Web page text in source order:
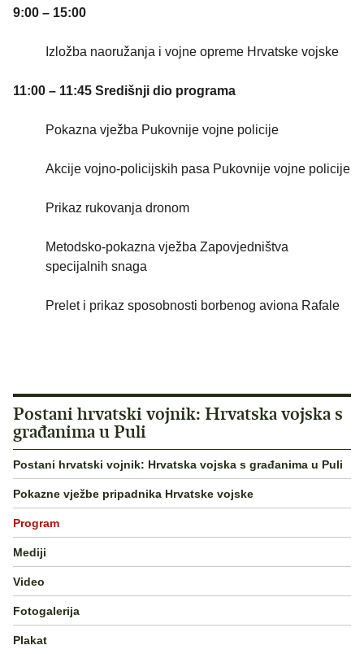
9:00 – 15:00
Izložba naoružanja i vojne opreme Hrvatske vojske
11:00 – 11:45 Središnji dio programa
Pokazna vježba Pukovnije vojne policije
Akcije vojno-policijskih pasa Pukovnije vojne policije
Prikaz rukovanja dronom
Metodsko-pokazna vježba Zapovjedništva
specijalnih snaga
Prelet i prikaz sposobnosti borbenog aviona Rafale
Postani hrvatski vojnik: Hrvatska vojska s
građanima u Puli
Postani hrvatski vojnik: Hrvatska vojska s građanima u Puli
Pokazne vježbe pripadnika Hrvatske vojske
Program
Mediji
Video
Fotogalerija
Plakat